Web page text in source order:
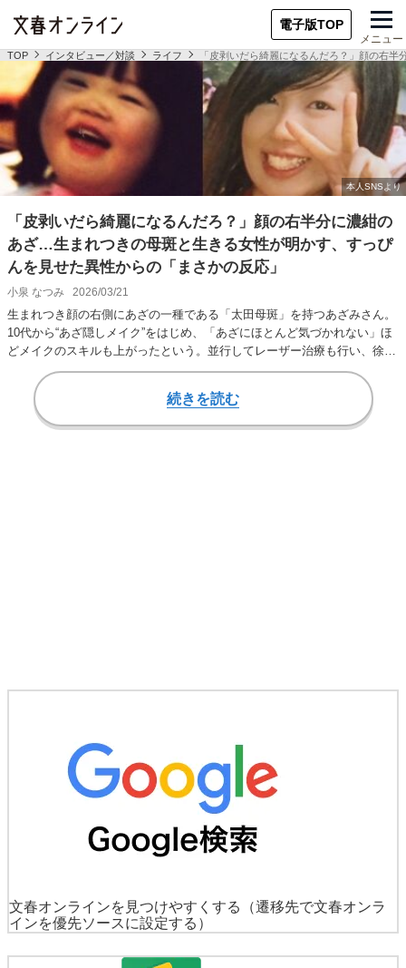
電子版TOP
メニュー
TOP インタビュー／対談 ライフ 「皮剥いだら綺麗になるんだろ？」顔の右
「皮剥いだら綺麗になるんだろ？」顔の右半分に濃紺の
あざ…生まれつきの母斑と生きる女性が明かす、すっぴ
んを見せた異性からの「まさかの反応」
小泉 なつみ 2026/03/21
生まれつき顔の右側にあざの一種である「太田母斑」を持つあざみさん。
10代から“あざ隠しメイク”をはじめ、「あざにほとんど気づかれない」ほ
どメイクのスキルも上がったという。並行してレーザー治療も行い、徐々
にあざは薄く…
続きを読む
文春オンラインを見つけやすくする
（遷移先で文春オンラ
インを優先ソースに設定する）